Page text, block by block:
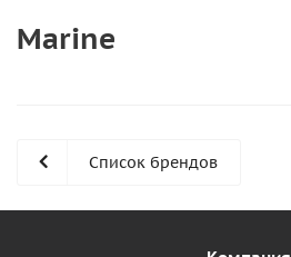
Marine
Список брендов